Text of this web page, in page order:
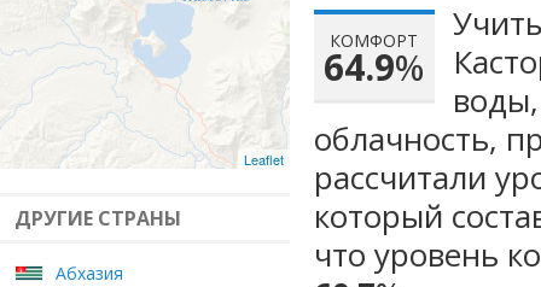
Leaflet
ДРУГИЕ СТРАНЫ
Абхазия
КОМФОРТ
64.9%
облачность,
рассчитали
который
что уровень